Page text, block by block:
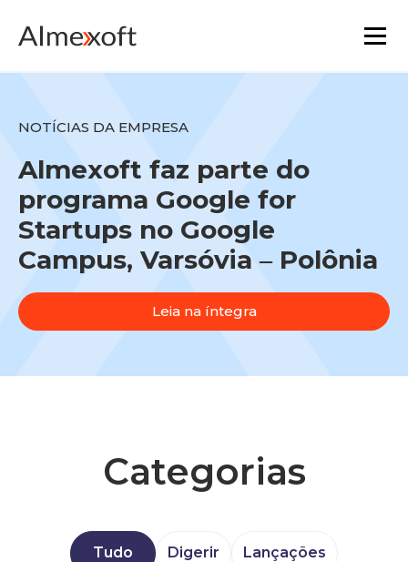
Tecnologia de plataforma
A funcionalidade principal
Recursos
Português
Versão demo
NOTÍCIAS DA EMPRESA
Almexoft faz parte do
programa Google for
Startups no Google
Campus, Varsóvia ‒ Polônia
Leia na íntegra
Categorias
Tudo Digerir Lançações